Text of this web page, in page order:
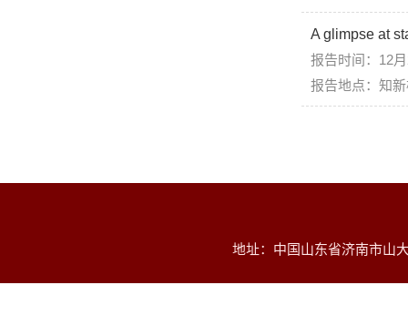
A glimpse at
报告时间：12
报告地点：知
地址：中国山东省济南市山